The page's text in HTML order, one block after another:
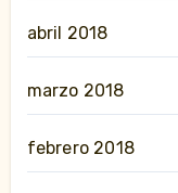
abril 2018
marzo 2018
febrero 2018